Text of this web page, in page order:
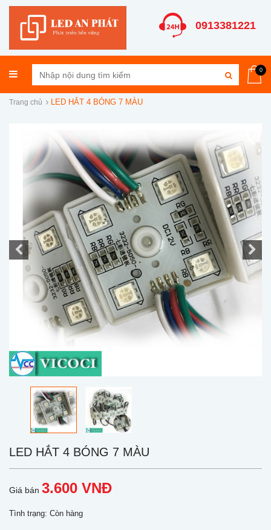
0913381221
0
Trang chủ LED HẮT 4 BÓNG 7 MÀU
LED HẮT 4 BÓNG 7 MÀU
Giá bán 3.600 VNĐ
Tình trạng: Còn hàng